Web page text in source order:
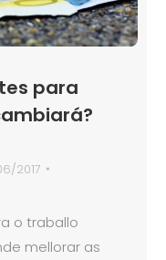
para
2017
o traballo
mellorar as